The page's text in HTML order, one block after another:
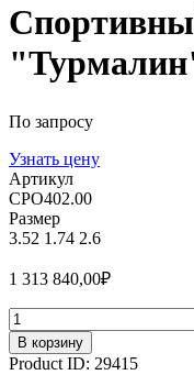
По запросу
Узнать цену
Артикул
СРО402.00
Размер
3.52 1.74 2.6
1 313 840,00₽
Количество
В корзину
Product ID: 29415